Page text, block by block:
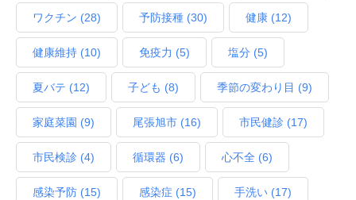
ワクチン (28) 予防接種 (30) 健康 (12)
健康維持 (10) 免疫力 (5) 塩分 (5)
夏バテ (12) 子ども (8) 季節の変わり目 (9)
家庭菜園 (9) 尾張旭市 (16) 市民健診 (17)
市民検診 (4) 循環器 (6) 心不全 (6)
感染予防 (15) 感染症 (15) 手洗い (17)